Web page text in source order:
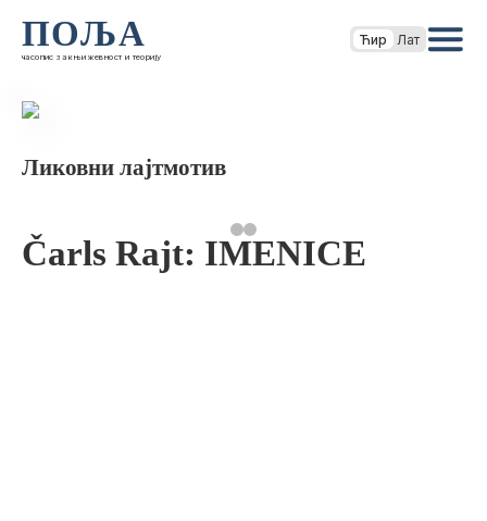
ПОЉА
часопис за књижевност и теорију
Ћир Лат
Ликовни лајтмотив
Čarls Rajt: IMENICE